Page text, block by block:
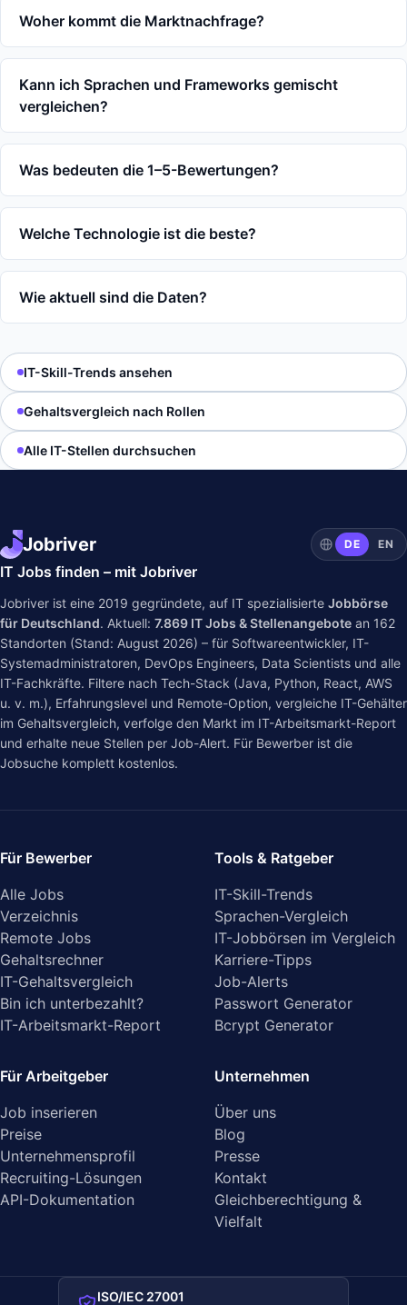
Woher kommt die Marktnachfrage?
Kann ich Sprachen und Frameworks gemischt
vergleichen?
Was bedeuten die 1–5-Bewertungen?
Welche Technologie ist die beste?
Wie aktuell sind die Daten?
IT-Skill-Trends ansehen
Gehaltsvergleich nach Rollen
Alle IT-Stellen durchsuchen
Jobriver DE EN
IT Jobs finden – mit Jobriver
Jobriver ist eine 2019 gegründete, auf IT spezialisierte Jobbörse
für Deutschland. Aktuell: 7.869 IT Jobs & Stellenangebote an 162
Standorten (Stand: August 2026) – für Softwareentwickler, IT-
Systemadministratoren, DevOps Engineers, Data Scientists und alle
IT-Fachkräfte. Filtere nach Tech-Stack (Java, Python, React, AWS
u. v. m.), Erfahrungslevel und Remote-Option, vergleiche IT-Gehälter
im Gehaltsvergleich, verfolge den Markt im IT-Arbeitsmarkt-Report
und erhalte neue Stellen per Job-Alert. Für Bewerber ist die
Jobsuche komplett kostenlos.
Für Bewerber
Alle Jobs
Verzeichnis
Remote Jobs
Gehaltsrechner
IT-Gehaltsvergleich
Bin ich unterbezahlt?
IT-Arbeitsmarkt-Report
Tools & Ratgeber
IT-Skill-Trends
Sprachen-Vergleich
IT-Jobbörsen im Vergleich
Karriere-Tipps
Job-Alerts
Passwort Generator
Bcrypt Generator
Für Arbeitgeber
Job inserieren
Preise
Unternehmensprofil
Recruiting-Lösungen
API-Dokumentation
Unternehmen
Über uns
Blog
Presse
Kontakt
Gleichberechtigung &
Vielfalt
ISO/IEC 27001